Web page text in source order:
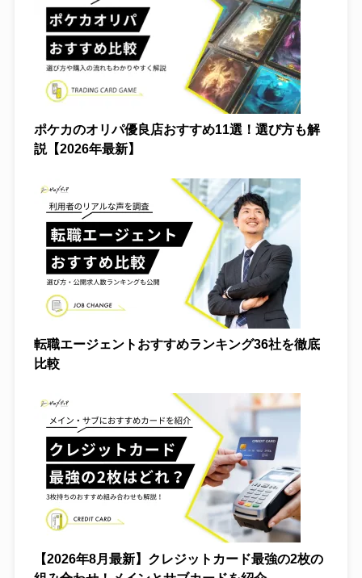
ポケカのオリパ優良店おすすめ11選！選び方も解
説【2026年最新】
転職エージェントおすすめランキング36社を徹底
比較
【2026年8月最新】クレジットカード最強の2枚の
独自調査
保険
仮想通貨
カードローン
電力